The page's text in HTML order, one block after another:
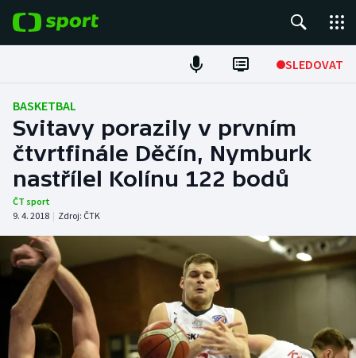
SLEDOVAT
Fotbal
Hokej
Tenis
Atletika
Cyklistika
DALŠÍ SPORTY
Americký fotbal
NEPŘEHLÉDNĚTE
BASKETBAL
Svitavy porazily v prvním
čtvrtfinále Děčín, Nymburk
nastřílel Kolínu 122 bodů
ČT sport
9. 4. 2018 | Zdroj: ČTK